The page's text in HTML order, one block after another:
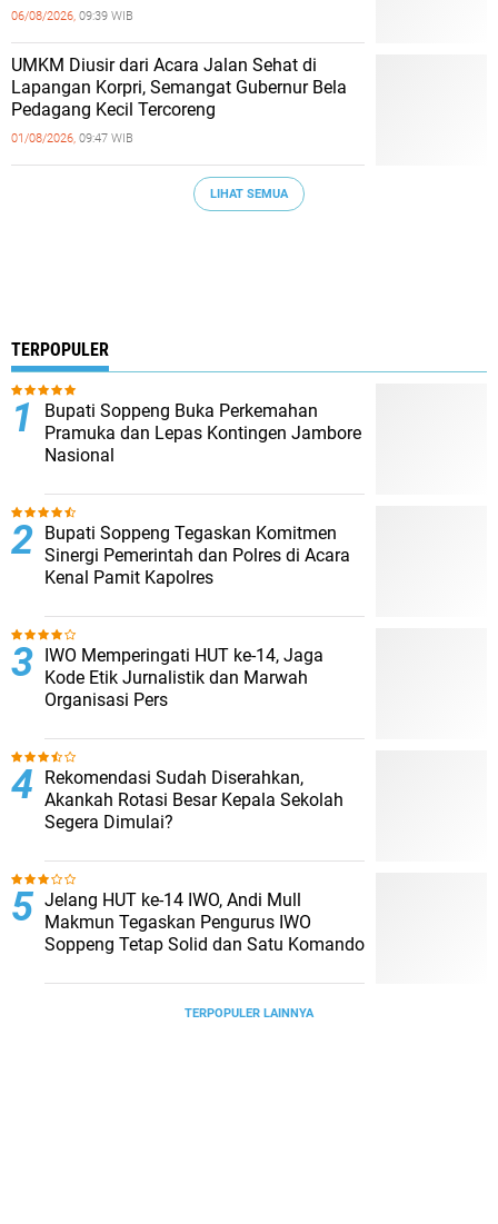
06/08/2026, 09:39 WIB
UMKM Diusir dari Acara Jalan Sehat di
Lapangan Korpri, Semangat Gubernur Bela
Pedagang Kecil Tercoreng
01/08/2026, 09:47 WIB
LIHAT SEMUA
TERPOPULER
Bupati Soppeng Buka Perkemahan
Pramuka dan Lepas Kontingen Jambore
Nasional
Bupati Soppeng Tegaskan Komitmen
Sinergi Pemerintah dan Polres di Acara
Kenal Pamit Kapolres
IWO Memperingati HUT ke-14, Jaga
Kode Etik Jurnalistik dan Marwah
Organisasi Pers
Rekomendasi Sudah Diserahkan,
Akankah Rotasi Besar Kepala Sekolah
Segera Dimulai?
Jelang HUT ke-14 IWO, Andi Mull
Makmun Tegaskan Pengurus IWO
Soppeng Tetap Solid dan Satu Komando
TERPOPULER LAINNYA